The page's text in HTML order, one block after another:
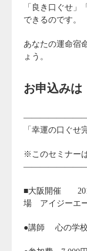
「良き口ぐせ」
できるのです。
あなたの運命宿
ょう。
お申込み
「幸運の口ぐせ
※このセミナー
■大阪開催
場 アイジーエ
●講師 心の学校